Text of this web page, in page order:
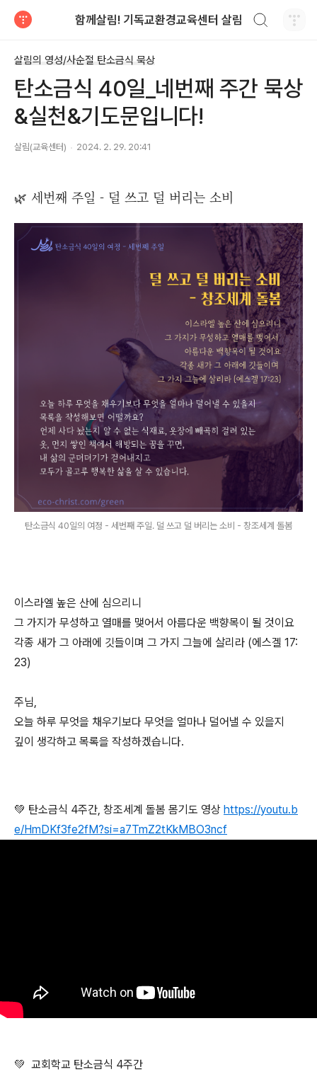
함께살림! 기독교환경교육센터 살림
살림의 영성/사순절 탄소금식 묵상
탄소금식 40일_네번째 주간 묵상
&실천&기도문입니다!
살림(교육센터) 2024. 2. 29. 20:41
🌿 세번째 주일 - 덜 쓰고 덜 버리는 소비
탄소금식 40일의 여정 - 세번째 주일. 덜 쓰고 덜 버리는 소비 - 창조세계 돌봄
이스라엘 높은 산에 심으리니
그 가지가 무성하고 열매를 맺어서 아름다운 백향목이 될 것이요
각종 새가 그 아래에 깃들이며 그 가지 그늘에 살리라 (에스겔 17:
23)
주님,
오늘 하루 무엇을 채우기보다 무엇을 얼마나 덜어낼 수 있을지
깊이 생각하고 목록을 작성하겠습니다.
💚 탄소금식 4주간, 창조세계 돌봄 몸기도 영상 https://youtu.b
e/HmDKf3fe2fM?si=a7TmZ2tKkMBO3ncf
💚 교회학교 탄소금식 4주간